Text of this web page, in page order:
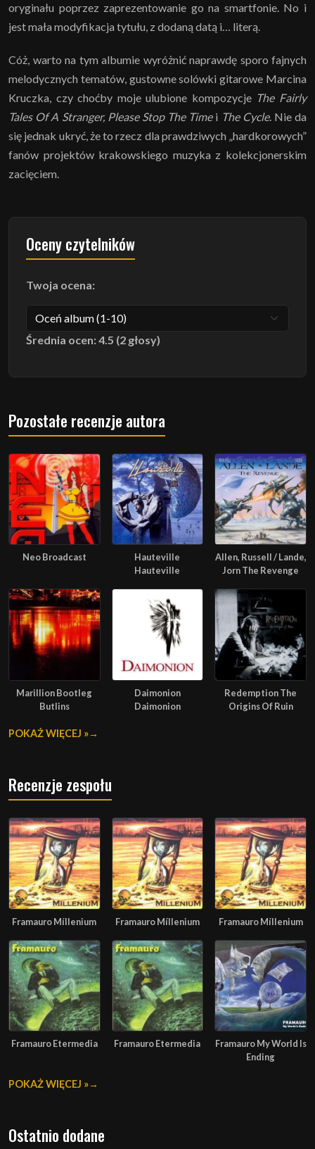
oryginału poprzez zaprezentowanie go na smartfonie. No i
jest mała modyfikacja tytułu, z dodaną datą i… literą.
Cóż, warto na tym albumie wyróżnić naprawdę sporo fajnych
melodycznych tematów, gustowne solówki gitarowe Marcina
Kruczka, czy choćby moje ulubione kompozycje The Fairly
Tales Of A Stranger, Please Stop The Timei The Cycle. Nie da
się jednak ukryć, że to rzecz dla prawdziwych „hardkorowych”
fanów projektów krakowskiego muzyka z kolekcjonerskim
zacięciem.
Oceny czytelników
Twoja ocena:
Średnia ocen: 4.5 (2 głosy)
Pozostałe recenzje autora
Neo Broadcast
Hauteville
Hauteville
Allen, Russell / Lande,
Jorn The Revenge
Marillion Bootleg
Butlins
Daimonion
Daimonion
Redemption The
Origins Of Ruin
POKAŻ WIĘCEJ »
Recenzje zespołu
Framauro Míllenium Framauro Míllenium Framauro Míllenium
Framauro Etermedia Framauro Etermedia
Framauro My World Is
Ending
POKAŻ WIĘCEJ »
Ostatnio dodane